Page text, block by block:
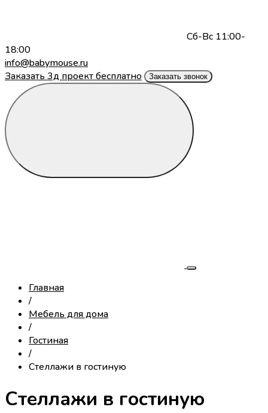
Сб-Вс 11:00-
18:00
info@babymouse.ru
Заказать 3д проект бесплатно
Заказать звонок
Главная
/
Мебель для дома
/
Гостиная
/
Стеллажи в гостиную
Стеллажи в гостиную